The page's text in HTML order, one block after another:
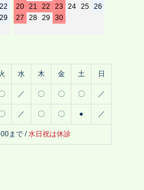
22
29
20 21 22 23 24 25 26
27
28 29 30
水 木 金 土 日
／ 〇 〇 〇 ／
／ 〇 〇 ● ／
まで /水日祝は休診